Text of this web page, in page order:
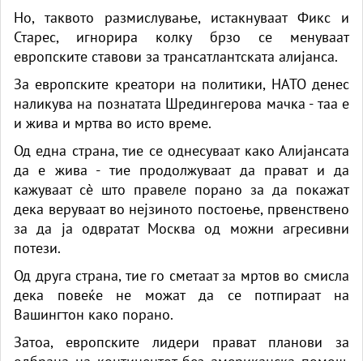
Но, таквото размислување, истакнуваат Фикс и
Старес, игнорира колку брзо се менуваат
европските ставови за трансатлантската алијанса.
За европските креатори на политики, НАТО денес
наликува на познатата Шредингерова мачка - таа е
и жива и мртва во исто време.
Од една страна, тие се однесуваат како Алијансата
да е жива - тие продолжуваат да прават и да
кажуваат сè што правеле порано за да покажат
дека веруваат во нејзиното постоење, првенствено
за да ја одвратат Москва од можни агресивни
потези.
Од друга страна, тие го сметаат за мртов во смисла
дека повеќе не можат да се потпираат на
Вашингтон како порано.
Затоа, европските лидери прават планови за